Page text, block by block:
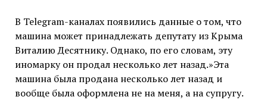
В Telegram-каналах появились данные о том, что
машина может принадлежать депутату из Крыма
Виталию Десятнику. Однако, по его словам, эту
иномарку он продал несколько лет назад.»Эта
машина была продана несколько лет назад и
вообще была оформлена не на меня, а на супругу.